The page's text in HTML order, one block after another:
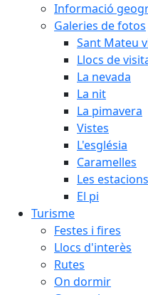
Informació
Galeries de fotos
Sant Mateu
Llocs de
La nevada
La nit
La pimavera
Vistes
L'església
Caramelles
Les estacions
El pi
Turisme
Festes i fires
Llocs d'interès
Rutes
On dormir